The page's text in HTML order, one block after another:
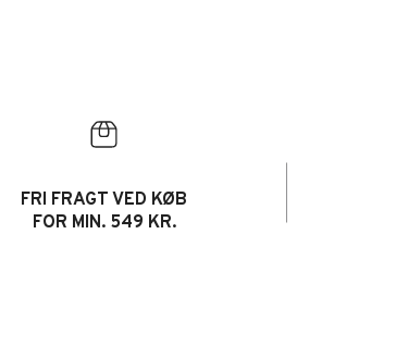
FRI FRAGT VED KØB
FOR MIN. 549 KR.